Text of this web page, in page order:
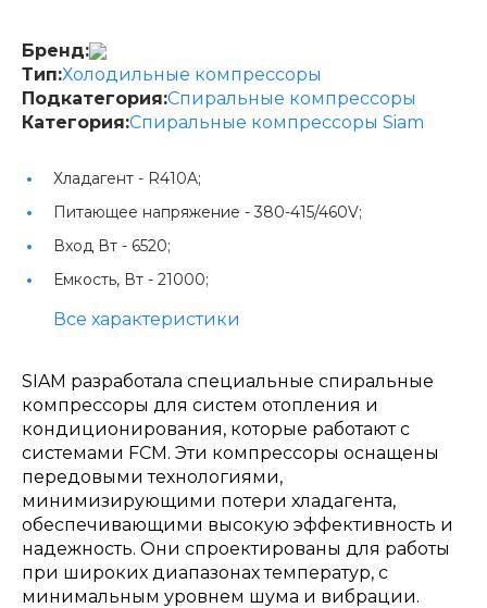
Бренд:
Тип:Холодильные компрессоры
Подкатегория:Спиральные компрессоры
Категория:Спиральные компрессоры Siam
Хладагент - R410A;
Питающее напряжение - 380-415/460V;
Вход Вт - 6520;
Емкость, Вт - 21000;
Все характеристики
SIAM разработала специальные спиральные
компрессоры для систем отопления и
кондиционирования, которые работают с
системами FCM. Эти компрессоры оснащены
передовыми технологиями,
минимизирующими потери хладагента,
обеспечивающими высокую эффективность и
надежность. Они спроектированы для работы
при широких диапазонах температур, с
минимальным уровнем шума и вибрации.